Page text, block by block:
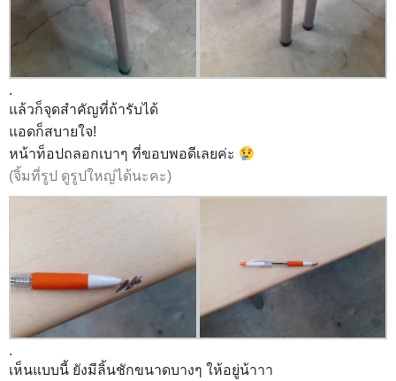
.
แล้วก็จุดสำคัญที่ถ้ารับได้
แอดก็สบายใจ!
หน้าท็อปถลอกเบาๆ ที่ขอบพอดีเลยค่ะ
(จิ้มที่รูป ดูรูปใหญ่ได้นะคะ)
.
เห็นแบบนี้ ยังมีลิ้นชักขนาดบางๆ ให้อยู่น้าาา